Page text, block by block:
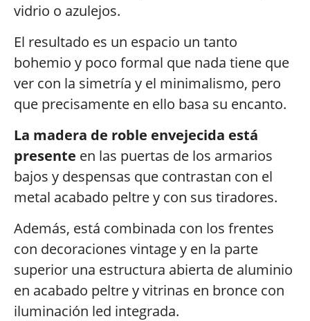
vidrio o azulejos.
El resultado es un espacio un tanto
bohemio y poco formal que nada tiene que
ver con la simetría y el minimalismo, pero
que precisamente en ello basa su encanto.
La madera de roble envejecida está
presente en las puertas de los armarios
bajos y despensas que contrastan con el
metal acabado peltre y con sus tiradores.
Además, está combinada con los frentes
con decoraciones vintage y en la parte
superior una estructura abierta de aluminio
en acabado peltre y vitrinas en bronce con
iluminación led integrada.